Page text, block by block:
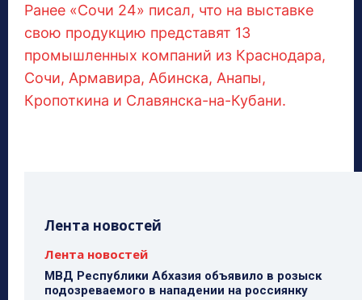
Ранее «Сочи 24» писал, что на выставке
свою продукцию представят 13
промышленных компаний из Краснодара,
Сочи, Армавира, Абинска, Анапы,
Кропоткина и Славянска-на-Кубани.
Лента новостей
Лента новостей
МВД Республики Абхазия объявило в розыск
подозреваемого в нападении на россиянку